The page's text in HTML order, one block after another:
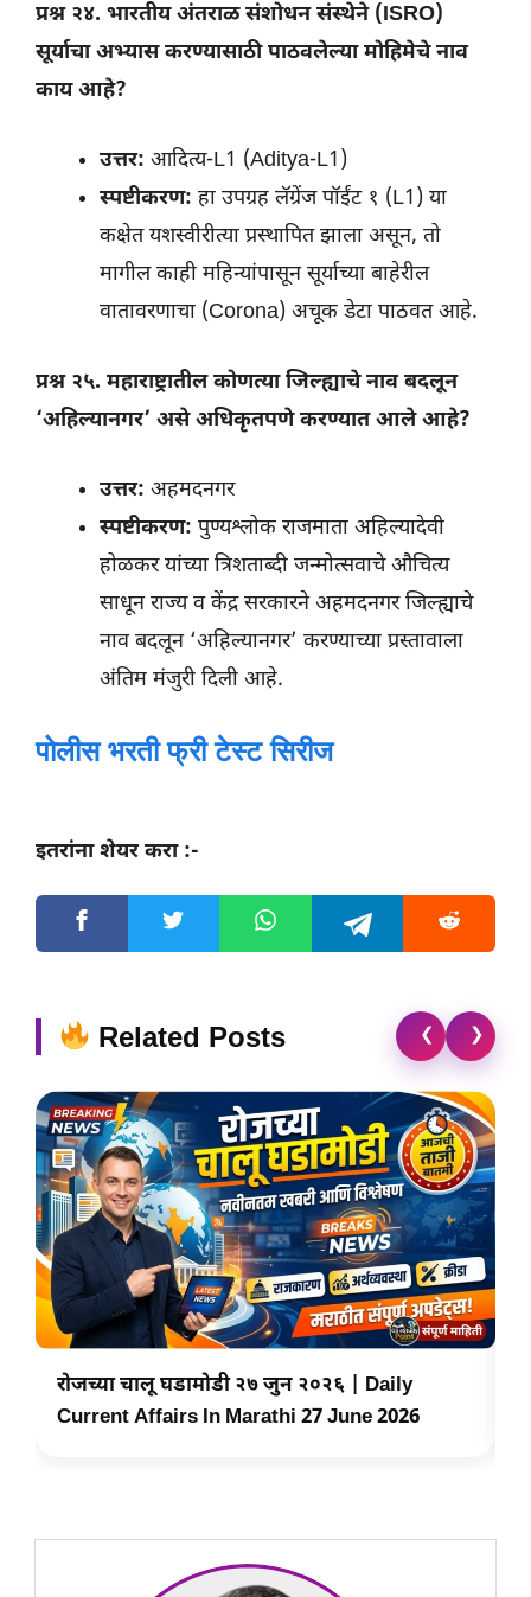
प्रश्न २४. भारतीय अंतराळ संशोधन संस्थेने (ISRO)
सूर्याचा अभ्यास करण्यासाठी पाठवलेल्या मोहिमेचे नाव
काय आहे?
उत्तर: आदित्य-L1 (Aditya-L1)
स्पष्टीकरण: हा उपग्रह लॅग्रेंज पॉईंट १ (L1) या
कक्षेत यशस्वीरीत्या प्रस्थापित झाला असून, तो
मागील काही महिन्यांपासून सूर्याच्या बाहेरील
वातावरणाचा (Corona) अचूक डेटा पाठवत आहे.
प्रश्न २५. महाराष्ट्रातील कोणत्या जिल्ह्याचे नाव बदलून
‘अहिल्यानगर’ असे अधिकृतपणे करण्यात आले आहे?
उत्तर: अहमदनगर
स्पष्टीकरण: पुण्यश्लोक राजमाता अहिल्यादेवी
होळकर यांच्या त्रिशताब्दी जन्मोत्सवाचे औचित्य
साधून राज्य व केंद्र सरकारने अहमदनगर जिल्ह्याचे
नाव बदलून ‘अहिल्यानगर’ करण्याच्या प्रस्तावाला
अंतिम मंजुरी दिली आहे.
पोलीस भरती फ्री टेस्ट सिरीज
इतरांना शेयर करा :-
Related Posts ❮ ❯
रोजच्या चालू घडामोडी २७ जुन २०२६ | Daily
Current Affairs In Marathi 27 June 2026